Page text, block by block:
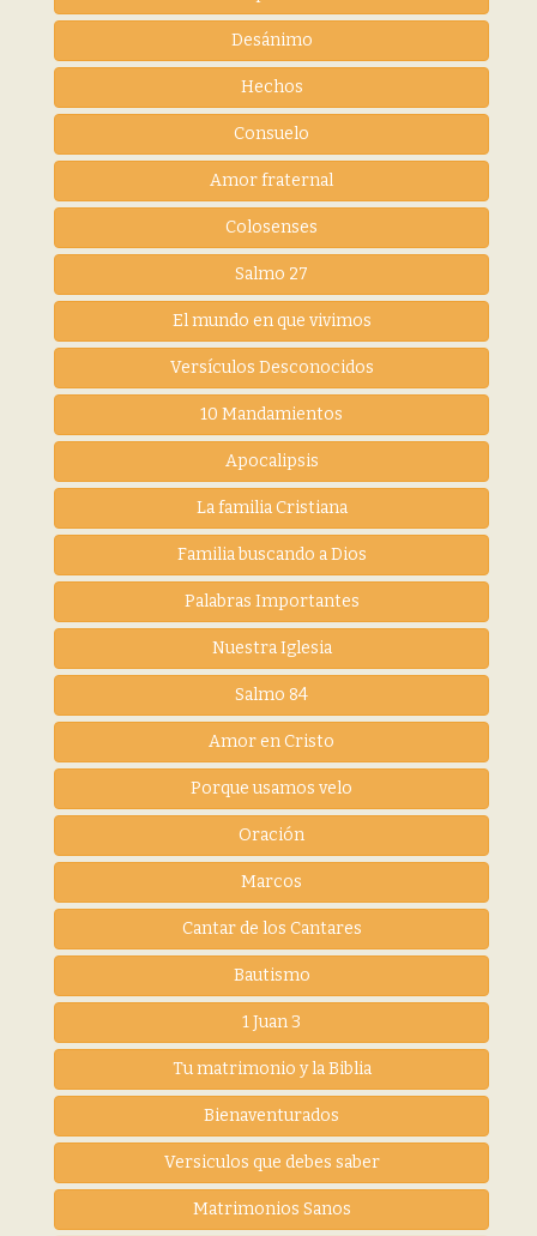
Desánimo
Hechos
Consuelo
Amor fraternal
Colosenses
Salmo 27
El mundo en que vivimos
Versículos Desconocidos
10 Mandamientos
Apocalipsis
La familia Cristiana
Familia buscando a Dios
Palabras Importantes
Nuestra Iglesia
Salmo 84
Amor en Cristo
Porque usamos velo
Oración
Marcos
Cantar de los Cantares
Bautismo
1 Juan 3
Tu matrimonio y la Biblia
Bienaventurados
Versiculos que debes saber
Matrimonios Sanos